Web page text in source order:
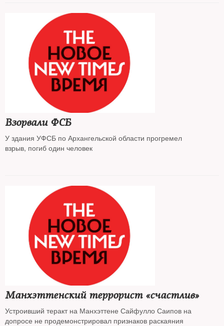
Взорвали ФСБ
У здания УФСБ по Архангельской области прогремел
взрыв, погиб один человек
Манхэттенский террорист «счастлив»
Устроивший теракт на Манхэттене Сайфулло Саипов на
допросе не продемонстрировал признаков раскаяния